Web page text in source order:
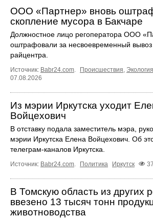
ООО «Партнер» вновь
скопление мусора в Бакчаре
Должностное лицо регоператора ООО
оштрафовали за несвоевременный вывоз
райцентра.
Источник: Babr24.com Происшествия Экология
07.08.2026
Из мэрии Иркутска уходит
Войцехович
В отставку подала заместитель мэра,
мэрии Иркутска Елена Войцехович. Об
телеграм‑каналов Иркутска.
Источник: Babr24.com. Политика Иркутск
В Томскую область из других
ввезено 13 тысяч тонн
животноводства